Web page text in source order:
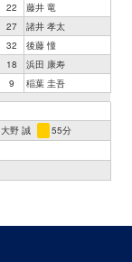
22
藤井 竜
27
諸井 孝太
32
後藤 憧
18
浜田 康寿
9 稲葉 圭吾
大野 誠
55分